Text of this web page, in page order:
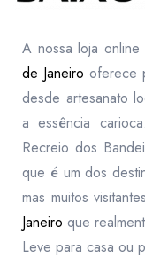
A nossa loja
de Janeiro oferece
desde artesanato
a essência
Recreio dos
que é um dos
mas muitos
Janeiro que
Leve para casa ou